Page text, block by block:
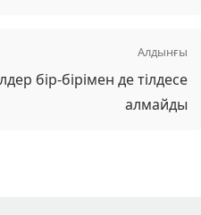
Алдынғы
бір-бірімен де тілдесе
алмайды